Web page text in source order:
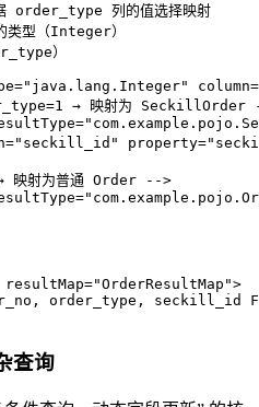
order_type 列的值选择映射
型（Integer）
）
="java.lang.Integer" column=
→ 映射为 SeckillOrder
=
="seckill_id" property=
射为普通 Order -->
=
resultMap="OrderResultMap">
查询